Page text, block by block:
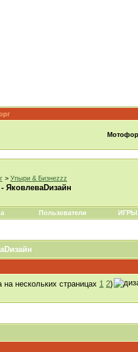
> Упыри & Бизнеzzz
ЯковлеваDизайн
Пользователи ИГРЫ
1 2)